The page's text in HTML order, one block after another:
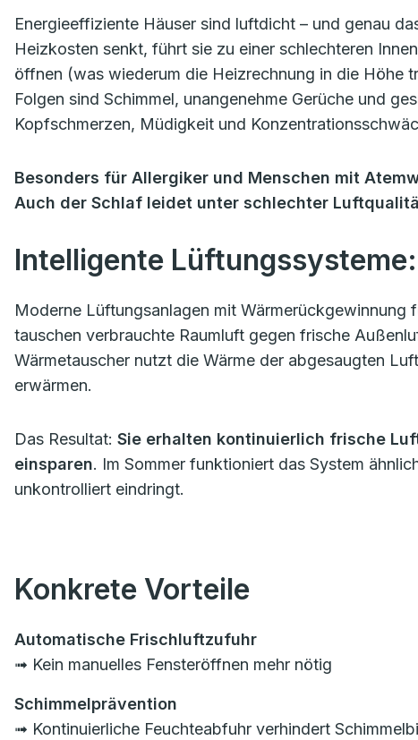
Energieeffiziente Häuser sind luftdicht – und genau
Heizkosten senkt, führt sie zu einer schlechteren
öffnen (was wiederum die Heizrechnung in die Höhe
Folgen sind Schimmel, unangenehme Gerüche und
Kopfschmerzen, Müdigkeit und
Besonders für Allergiker und Menschen mit
Auch der Schlaf leidet unter schlechter
Intelligente
Moderne Lüftungsanlagen mit Wärmerückgewinnung
tauschen verbrauchte Raumluft gegen frische
Wärmetauscher nutzt die Wärme der abgesaugten
erwärmen.
Das Resultat: Sie erhalten kontinuierlich frische
einsparen. Im Sommer funktioniert das System
unkontrolliert eindringt.
Konkrete Vorteile
Automatische Frischluftzufuhr
➟ Kein manuelles Fensteröffnen mehr nötig
Schimmelprävention
➟ Kontinuierliche Feuchteabfuhr verhindert